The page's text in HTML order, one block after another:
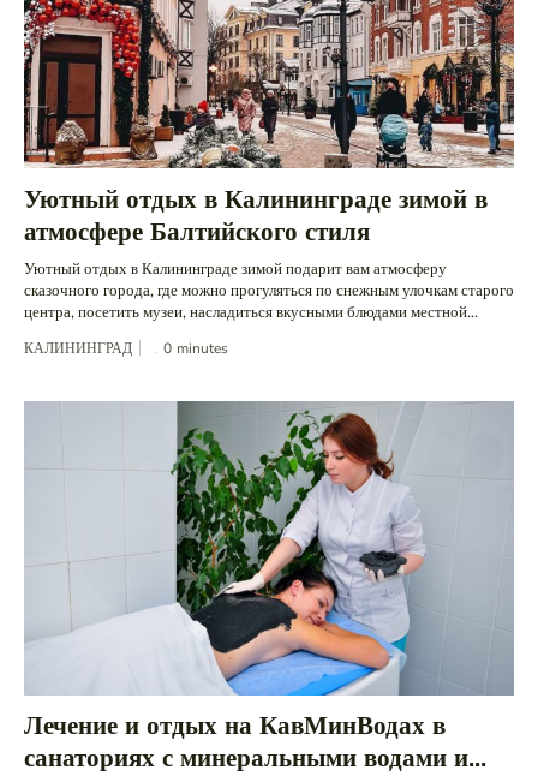
Уютный отдых в Калининграде зимой в
атмосфере Балтийского стиля
Уютный отдых в Калининграде зимой подарит вам атмосферу
сказочного города, где можно прогуляться по снежным улочкам старого
центра, посетить музеи, насладиться вкусными блюдами местной...
КАЛИНИНГРАД 0 minutes
Лечение и отдых на КавМинВодах в
санаториях с минеральными водами и...